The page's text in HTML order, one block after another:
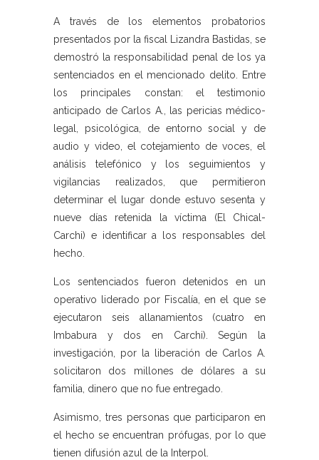
A través de los elementos probatorios
presentados por la fiscal Lizandra Bastidas, se
demostró la responsabilidad penal de los ya
sentenciados en el mencionado delito. Entre
los principales constan: el testimonio
anticipado de Carlos A., las pericias médico-
legal, psicológica, de entorno social y de
audio y video, el cotejamiento de voces, el
análisis telefónico y los seguimientos y
vigilancias realizados, que permitieron
determinar el lugar donde estuvo sesenta y
nueve días retenida la víctima (El Chical-
Carchi) e identificar a los responsables del
hecho.
Los sentenciados fueron detenidos en un
operativo liderado por Fiscalía, en el que se
ejecutaron seis allanamientos (cuatro en
Imbabura y dos en Carchi). Según la
investigación, por la liberación de Carlos A.
solicitaron dos millones de dólares a su
familia, dinero que no fue entregado.
Asimismo, tres personas que participaron en
el hecho se encuentran prófugas, por lo que
tienen difusión azul de la Interpol.